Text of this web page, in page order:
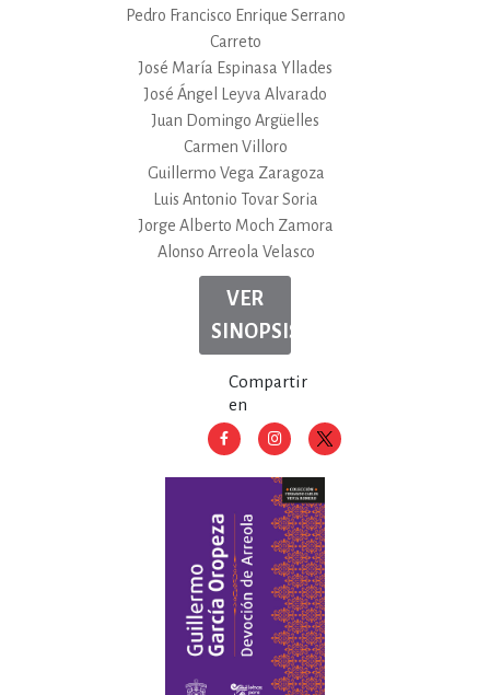
Pedro Francisco Enrique Serrano
Carreto
José María Espinasa Yllades
José Ángel Leyva Alvarado
Juan Domingo Argüelles
Carmen Villoro
Guillermo Vega Zaragoza
Luis Antonio Tovar Soria
Jorge Alberto Moch Zamora
Alonso Arreola Velasco
VER
SINOPSIS
Compartir
en